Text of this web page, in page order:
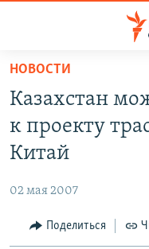
упрощенного
доступа
основному
Вернутся
АВТОРСКИЕ ПРОЕКТЫ
МНЕНИЯ
КУЛЬТУРА
НОВОСТИ
Казахстан
к проекту
Китай
02 мая 2007
Поделиться